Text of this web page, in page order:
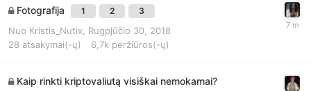
Fotografija 1 2 3
Nuo Kristis_Nutix, Rugpjūčio 30, 2018
28 atsakymai(-ų) 6,7k peržiūros(-ų)
Kaip rinkti kriptovaliutą visiškai nemokamai?